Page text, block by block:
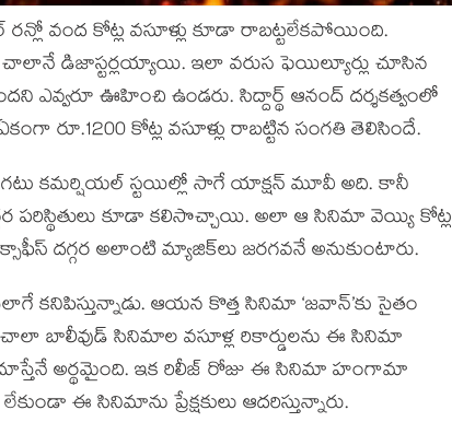
వంద కోట్ల వసూళ్లు కూడా రాబట్టలేకపోయింది.
డిజాస్టర్లయ్యాయి. ఇలా వరుస ఫెయిల్యూర్లు చూసిన
ఎవ్వరూ ఊహించి ఉండరు. సిద్దార్థ్ ఆనంద్ దర్శకత్వంలో
రూ.1200 కోట్ల వసూళ్లు రాబట్టిన సంగతి తెలిసిందే.
కమర్షియల్ స్టయిల్లో సాగే యాక్షన్ మూవీ అది. కానీ
పరిస్థితులు కూడా కలిసొచ్చాయి. అలా ఆ సినిమా వెయ్యి కోట్ల
దగ్గర అలాంటి మ్యాజిక్‌లు జరగవనే అనుకుంటారు.
ఆయన కొత్త సినిమా ‘జవాన్’కు సైతం
బాలీవుడ్ సినిమాల వసూళ్ల రికార్డులను ఈ సినిమా
అర్థమైంది. ఇక రిలీజ్ రోజు ఈ సినిమా హంగామా
ఈ సినిమాను ప్రేక్షకులు ఆదరిస్తున్నారు.